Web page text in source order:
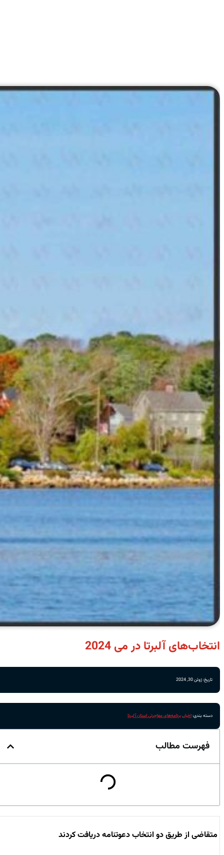
انتخاب‌های آلبرتا در می 2024
تاریخ: ژوئن 30, 2024
دسته بندی:اخبار,برنامه‌های مهاجرتی استان آلبرتا
فهرست مطالب
متقاضی از طریق دو انتخاب دعوتنامه دریافت کردند